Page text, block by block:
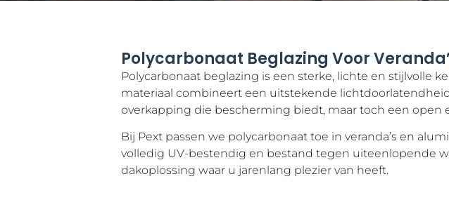
Polycarbonaat Beglazing Voor
Polycarbonaat beglazing is een sterke, lichte en stijlvolle
materiaal combineert een uitstekende
overkapping die bescherming biedt, maar toch een open
Bij Pext passen we polycarbonaat toe in veranda’s en
volledig UV-bestendig en bestand tegen uiteenlopende
dakoplossing waar u jarenlang plezier van heeft.